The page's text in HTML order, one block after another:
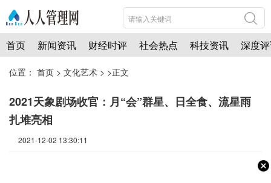
首页 新闻资讯 财经时评 社会热点 科技资讯 深度
位置： 首页 > 文化艺术 > >正文
2021天象剧场收官：月“会”群星、日全食、流星雨
扎堆亮相
2021-12-02 13:30:11